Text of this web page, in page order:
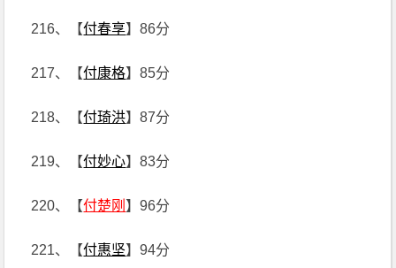
216、【付春享】86分
217、【付康格】85分
218、【付琦洪】87分
219、【付妙心】83分
220、【付楚刚 】96分
221、【付惠坚】94分